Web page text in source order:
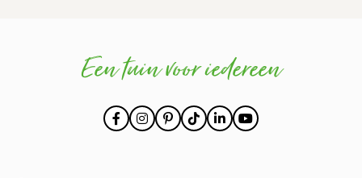
Een tuin voor iedereen